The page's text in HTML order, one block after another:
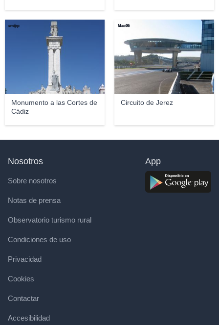
Monumento a las Cortes de
Cádiz
emijrp
Circuito de Jerez
Mao06
Nosotros
Sobre nosotros
Notas de prensa
Observatorio turismo rural
Condiciones de uso
Privacidad
Cookies
Contactar
Accesibilidad
App